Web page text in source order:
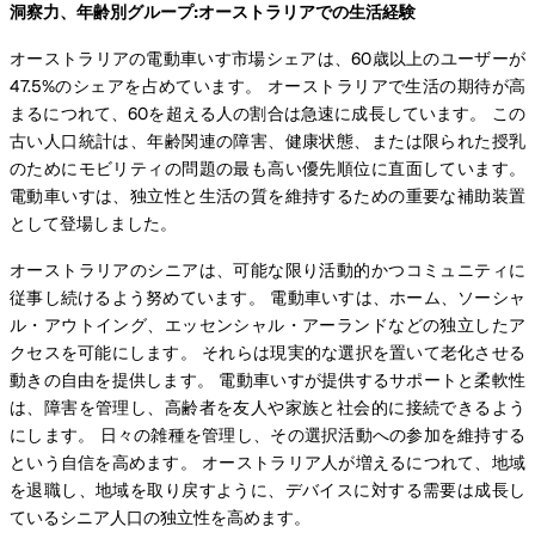
洞察力、年齢別グループ:オーストラリアでの生活経験
オーストラリアの電動車いす市場シェアは、60歳以上のユーザーが
47.5%のシェアを占めています。 オーストラリアで生活の期待が高
まるにつれて、60を超える人の割合は急速に成長しています。 この
古い人口統計は、年齢関連の障害、健康状態、または限られた授乳
のためにモビリティの問題の最も高い優先順位に直面しています。
電動車いすは、独立性と生活の質を維持するための重要な補助装置
として登場しました。
オーストラリアのシニアは、可能な限り活動的かつコミュニティに
従事し続けるよう努めています。 電動車いすは、ホーム、ソーシャ
ル・アウトイング、エッセンシャル・アーランドなどの独立したア
クセスを可能にします。 それらは現実的な選択を置いて老化させる
動きの自由を提供します。 電動車いすが提供するサポートと柔軟性
は、障害を管理し、高齢者を友人や家族と社会的に接続できるよう
にします。 日々の雑種を管理し、その選択活動への参加を維持する
という自信を高めます。 オーストラリア人が増えるにつれて、地域
を退職し、地域を取り戻すように、デバイスに対する需要は成長し
ているシニア人口の独立性を高めます。